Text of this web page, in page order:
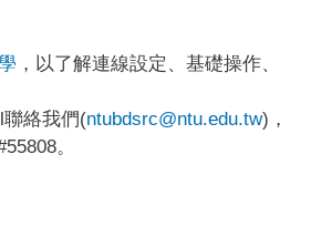
，以了解連線設定、基礎操作、
絡我們(ntubdsrc@ntu.edu.tw)，
。